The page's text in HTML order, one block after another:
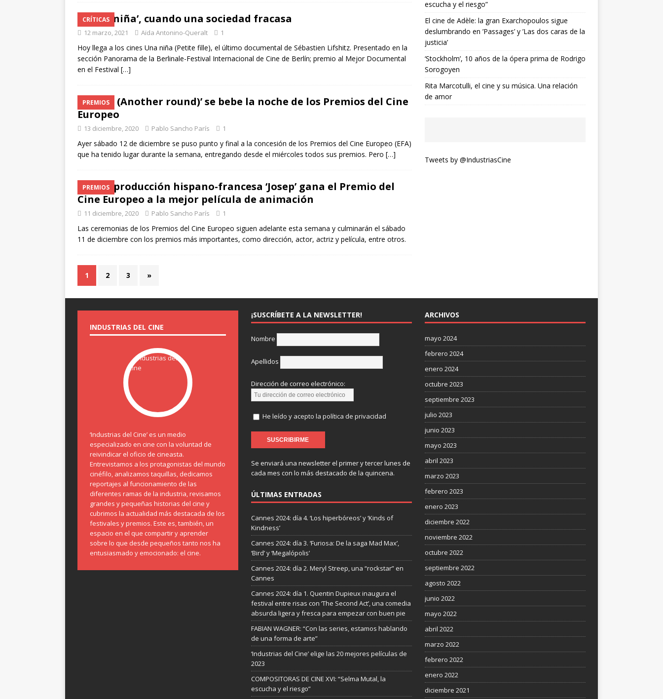
CRÍTICAS
‘Una niña’, cuando una sociedad fracasa
12 marzo, 2021 Aïda Antonino-Queralt 1
Hoy llega a los cines Una niña (Petite fille), el último documental de Sébastien Lifshitz. Presentado en la
sección Panorama de la Berlinale-Festival Internacional de Cine de Berlín; premio al Mejor Documental
en el Festival […]
PREMIOS
‘Druk (Another round)’ se bebe la noche de los Premios del Cine
Europeo
13 diciembre, 2020 Pablo Sancho París 1
Ayer sábado 12 de diciembre se puso punto y final a la concesión de los Premios del Cine Europeo (EFA)
que ha tenido lugar durante la semana, entregando desde el miércoles todos sus premios. Pero […]
PREMIOS
La coproducción hispano-francesa ‘Josep’ gana el Premio del
Cine Europeo a la mejor película de animación
11 diciembre, 2020 Pablo Sancho París 1
Las ceremonias de los Premios del Cine Europeo siguen adelante esta semana y culminarán el sábado
11 de diciembre con los premios más importantes, como dirección, actor, actriz y película, entre otros.
1 2 3 »
escucha y el riesgo”
El cine de Adèle: la gran Exarchopoulos sigue
deslumbrando en ’Passages’ y ’Las dos caras de la
justicia’
‘Stockholm’, 10 años de la ópera prima de Rodrigo
Sorogoyen
Rita Marcotulli, el cine y su música. Una relación
de amor
Tweets by @IndustriasCine
INDUSTRIAS DEL CINE
‘Industrias del Cine’ es un medio
especializado en cine con la voluntad de
reivindicar el oficio de cineasta.
Entrevistamos a los protagonistas del mundo
cinéfilo, analizamos taquillas, dedicamos
reportajes al funcionamiento de las
diferentes ramas de la industria, revisamos
grandes y pequeñas historias del cine y
cubrimos la actualidad más destacada de los
festivales y premios. Este es, también, un
espacio en el que compartir y aprender
sobre lo que desde pequeños tanto nos ha
entusiasmado y emocionado: el cine.
¡SUSCRÍBETE A LA NEWSLETTER!
Nombre
Apellidos
Dirección de correo electrónico:
He leído y acepto la política de privacidad
Se enviará una newsletter el primer y tercer lunes de
cada mes con lo más destacado de la quincena.
ÚLTIMAS ENTRADAS
Cannes 2024: día 4. ‘Los hiperbóreos’ y ‘Kinds of
Kindness’
Cannes 2024: día 3. ‘Furiosa: De la saga Mad Max’,
‘Bird’ y ‘Megalópolis’
Cannes 2024: día 2. Meryl Streep, una “rockstar” en
Cannes
Cannes 2024: día 1. Quentin Dupieux inaugura el
festival entre risas con ‘The Second Act’, una comedia
absurda ligera y fresca para empezar con buen pie
FABIAN WAGNER: “Con las series, estamos hablando
de una forma de arte”
‘Industrias del Cine’ elige las 20 mejores películas de
2023
COMPOSITORAS DE CINE XVI: “Selma Mutal, la
escucha y el riesgo”
ARCHIVOS
mayo 2024
febrero 2024
enero 2024
octubre 2023
septiembre 2023
julio 2023
junio 2023
mayo 2023
abril 2023
marzo 2023
febrero 2023
enero 2023
diciembre 2022
noviembre 2022
octubre 2022
septiembre 2022
agosto 2022
junio 2022
mayo 2022
abril 2022
marzo 2022
febrero 2022
enero 2022
diciembre 2021